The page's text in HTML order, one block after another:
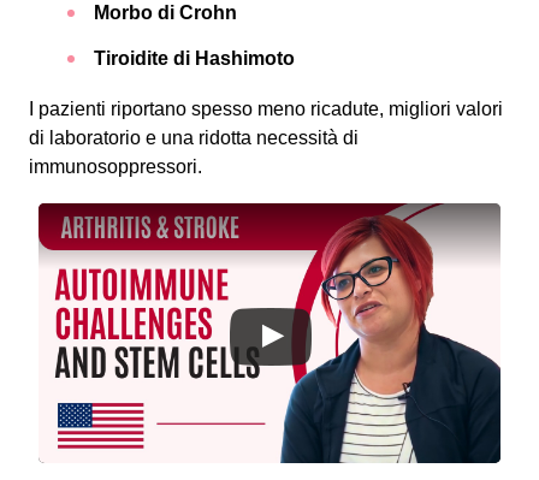
Morbo di Crohn
Tiroidite di Hashimoto
I pazienti riportano spesso meno ricadute, migliori valori
di laboratorio e una ridotta necessità di
immunosoppressori.